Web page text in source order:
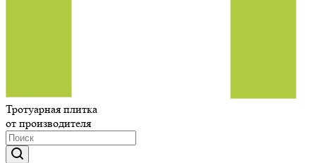
Тротуарная плитка
от производителя